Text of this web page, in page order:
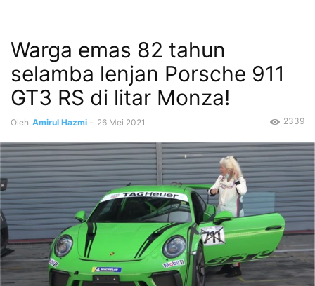
Warga emas 82 tahun
selamba lenjan Porsche 911
GT3 RS di litar Monza!
Oleh Amirul Hazmi - 26 Mei 2021 2339